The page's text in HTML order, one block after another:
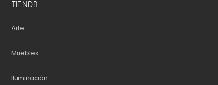
TIENDA
Arte
Muebles
Iluminación